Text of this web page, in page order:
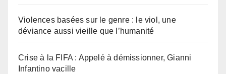
Violences basées sur le genre : le viol, une
déviance aussi vieille que l’humanité
Crise à la FIFA : Appelé à démissionner, Gianni
Infantino vacille